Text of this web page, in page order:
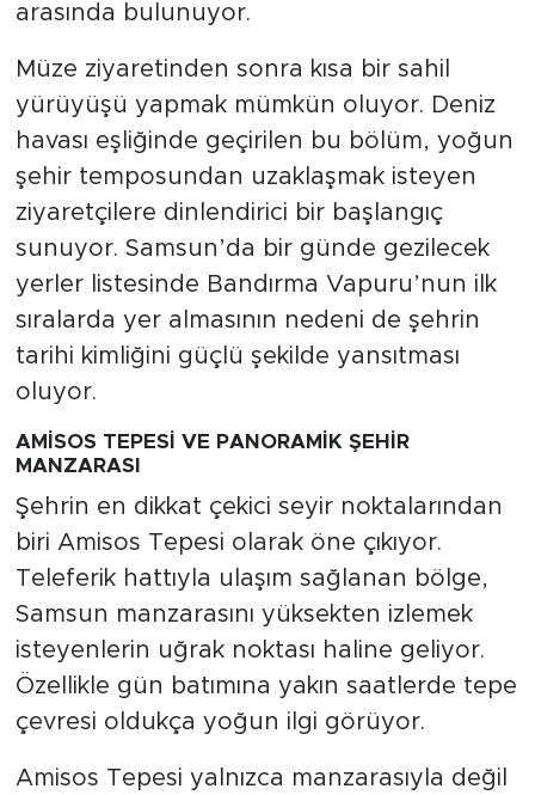
arasında bulunuyor.
Müze ziyaretinden sonra kısa bir sahil
yürüyüşü yapmak mümkün oluyor. Deniz
havası eşliğinde geçirilen bu bölüm, yoğun
şehir temposundan uzaklaşmak isteyen
ziyaretçilere dinlendirici bir başlangıç
sunuyor. Samsun’da bir günde gezilecek
yerler listesinde Bandırma Vapuru’nun ilk
sıralarda yer almasının nedeni de şehrin
tarihi kimliğini güçlü şekilde yansıtması
oluyor.
AMİSOS TEPESİ VE PANORAMİK ŞEHİR
MANZARASI
Şehrin en dikkat çekici seyir noktalarından
biri Amisos Tepesi olarak öne çıkıyor.
Teleferik hattıyla ulaşım sağlanan bölge,
Samsun manzarasını yüksekten izlemek
isteyenlerin uğrak noktası haline geliyor.
Özellikle gün batımına yakın saatlerde tepe
çevresi oldukça yoğun ilgi görüyor.
Amisos Tepesi yalnızca manzarasıyla değil